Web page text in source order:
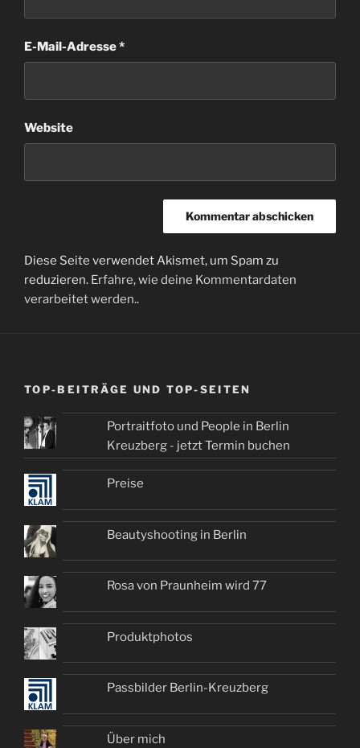
E-Mail-Adresse*
Website
Diese Seite verwendet Akismet, um Spam zu
reduzieren. Erfahre, wie deine Kommentardaten
verarbeitet werden..
TOP-BEITRÄGE UND TOP-SEITEN
Portraitfoto und People in Berlin
Kreuzberg - jetzt Termin buchen
Preise
Beautyshooting in Berlin
Rosa von Praunheim wird 77
Produktphotos
Passbilder Berlin-Kreuzberg
Über mich